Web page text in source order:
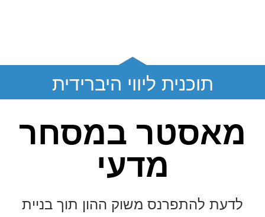
תוכנית ליווי היברידית
מאסטר במסחר
מדעי
לדעת להתפרנס משוק ההון תוך בניית